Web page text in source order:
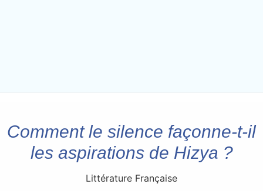
Comment le silence façonne-t-il
les aspirations de Hizya ?
Littérature Française